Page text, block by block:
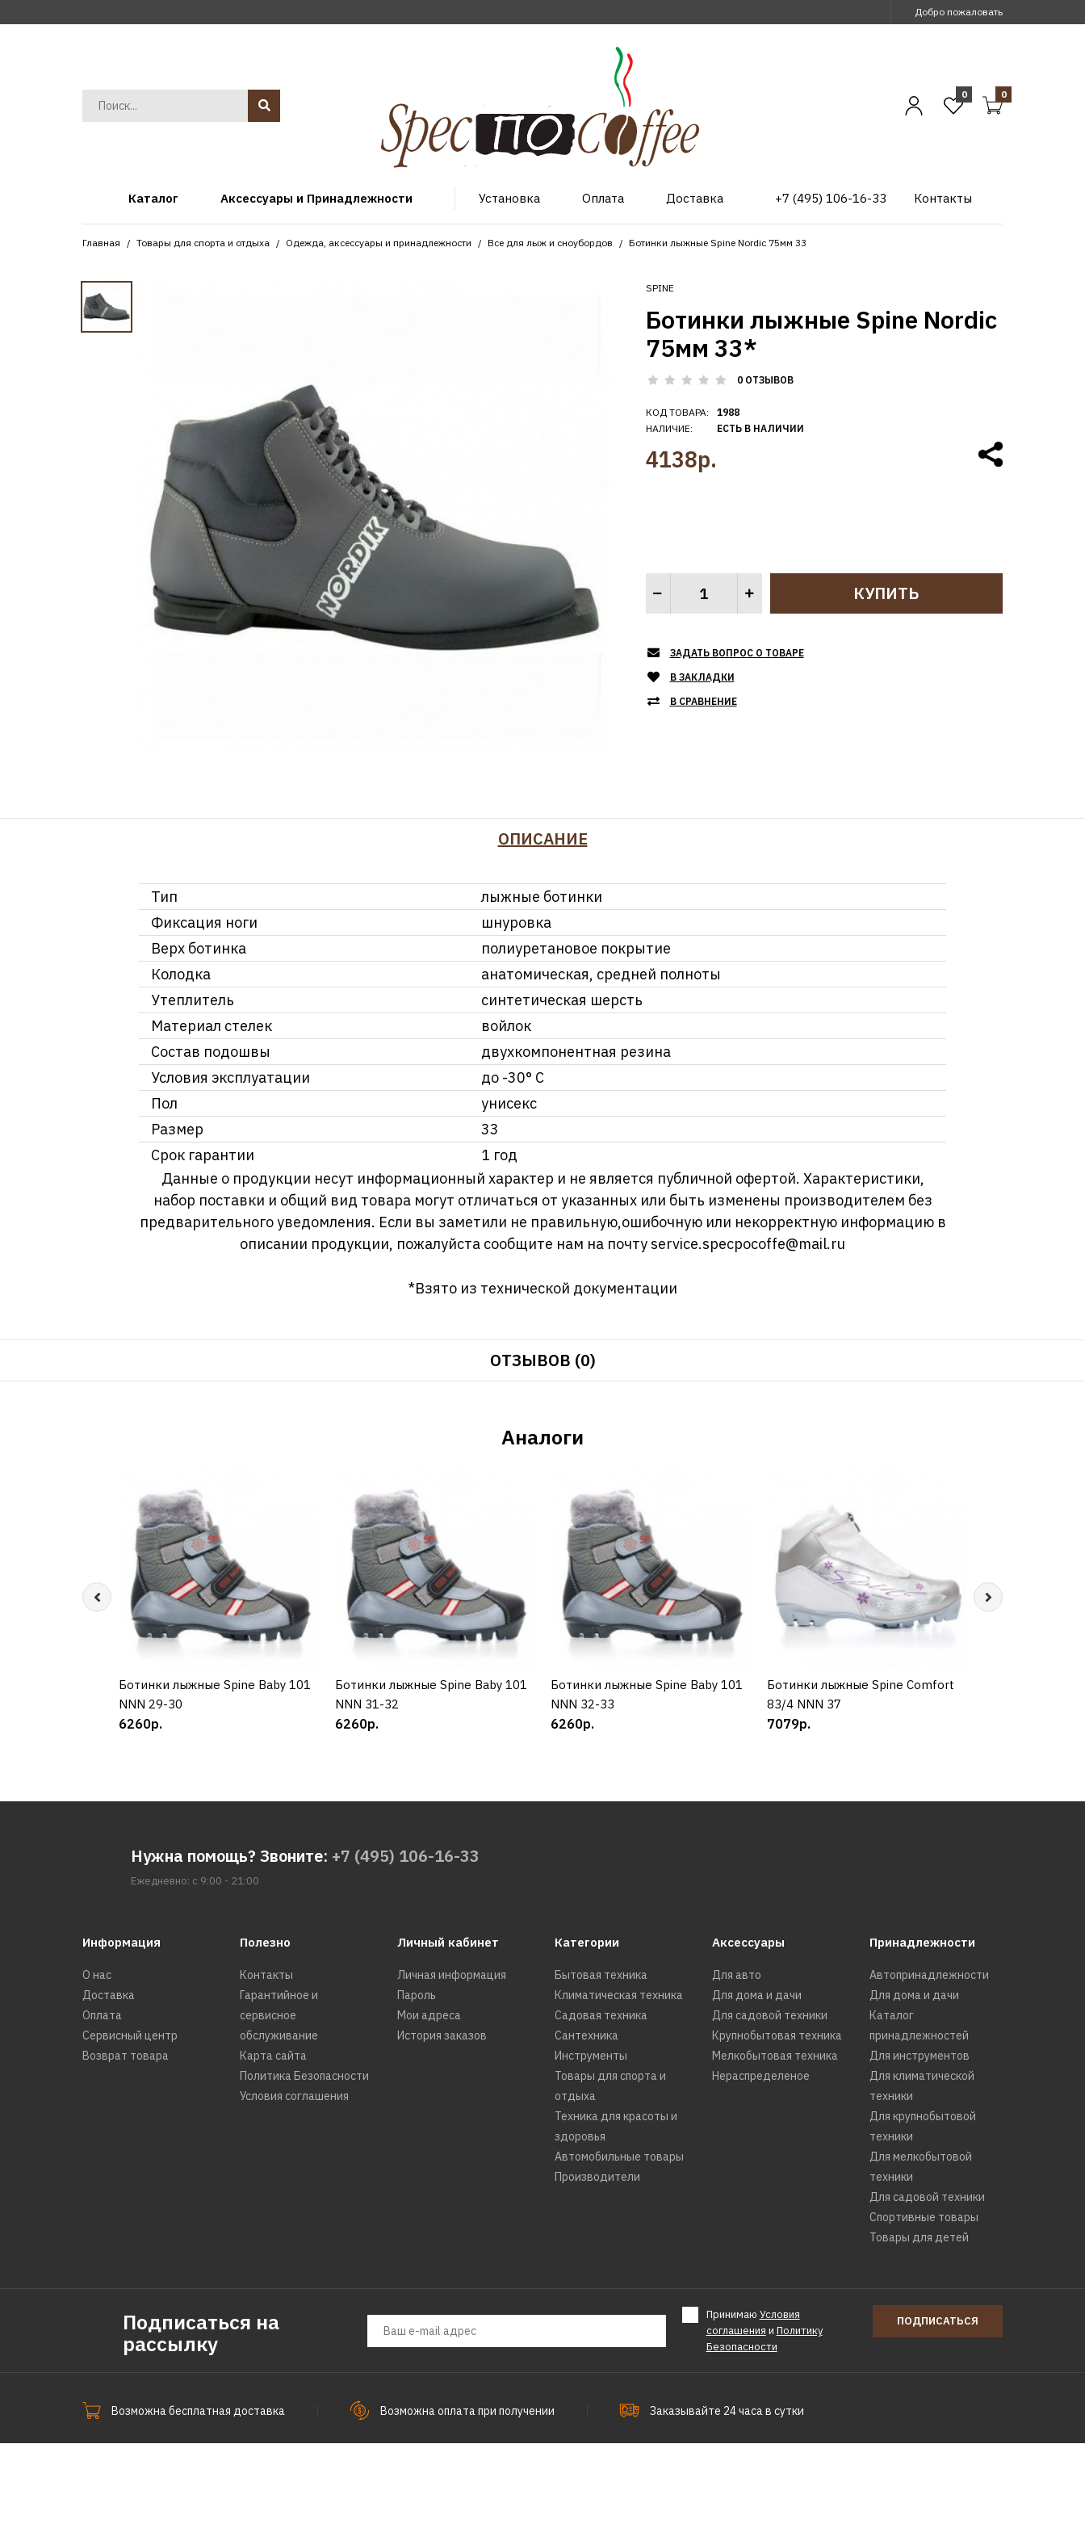
Добро пожаловать
0 0
Каталог Аксессуары и Принадлежности Установка Оплата Доставка +7 (495) 106-16-33 Контакты
Главная Товары для спорта и отдыха Одежда, аксессуары и принадлежности Все для лыж и сноубордов Ботинки лыжные Spine Nordic 75мм 33
SPINE
Ботинки лыжные Spine Nordic
75мм 33*
0 ОТЗЫВОВ
КОД ТОВАРА:
НАЛИЧИЕ:
1988
ЕСТЬ В НАЛИЧИИ
4138р.
ЗАДАТЬ ВОПРОС О ТОВАРЕ
В ЗАКЛАДКИ
В СРАВНЕНИЕ
ОПИСАНИЕ
Тип
лыжные ботинки
Фиксация ноги
шнуровка
Верх ботинка
полиуретановое покрытие
Колодка
анатомическая, средней полноты
Утеплитель
синтетическая шерсть
Материал стелек
войлок
Состав подошвы
двухкомпонентная резина
Условия эксплуатации
до -30° С
Пол
унисекс
Размер
33
Срок гарантии
1 год
Данные о продукции несут информационный характер и не является публичной офертой. Характеристики,
набор поставки и общий вид товара могут отличаться от указанных или быть изменены производителем без
предварительного уведомления. Если вы заметили не правильную,ошибочную или некорректную информацию в
описании продукции, пожалуйста сообщите нам на почтуservice.specpocoffe@mail.ru
*Взято из технической документации
ОТЗЫВОВ (0)
Аналоги
КУПИТЬ
Ботинки лыжные Spine Baby 101
NNN 29-30
6260р.
КУПИТЬ
Ботинки лыжные Spine Baby 101
NNN 31-32
6260р.
КУПИТЬ
Ботинки лыжные Spine Baby 101
NNN 32-33
6260р.
КУПИТЬ
Ботинки лыжные Spine Comfort
83/4 NNN 37
7079р.
Нужна помощь? Звоните: +7 (495) 106-16-33
Ежедневно: с 9:00 - 21:00
Информация
О нас
Доставка
Оплата
Сервисный центр
Возврат товара
Полезно
Контакты
Гарантийное и
сервисное
обслуживание
Карта сайта
Политика Безопасности
Условия соглашения
Личный кабинет
Личная информация
Пароль
Мои адреса
История заказов
Категории
Бытовая техника
Климатическая техника
Садовая техника
Сантехника
Инструменты
Товары для спорта и
отдыха
Техника для красоты и
здоровья
Автомобильные товары
Производители
Аксессуары
Для авто
Для дома и дачи
Для садовой техники
Крупнобытовая техника
Мелкобытовая техника
Нераспределеное
Принадлежности
Автопринадлежности
Для дома и дачи
Каталог
принадлежностей
Для инструментов
Для климатической
техники
Для крупнобытовой
техники
Для мелкобытовой
техники
Для садовой техники
Спортивные товары
Товары для детей
Подписаться на
рассылку
Принимаю Условия
соглашения и Политику
Безопасности
ПОДПИСАТЬСЯ
Возможна бесплатная доставка Возможна оплата при получении Заказывайте 24 часа в сутки